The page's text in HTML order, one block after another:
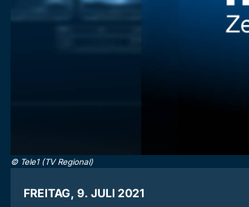
© Tele1 (TV Regional)
FREITAG, 9. JULI 2021